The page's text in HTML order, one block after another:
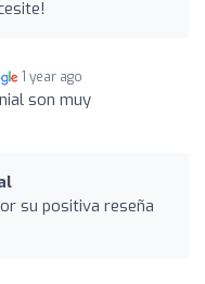
1 year ago
son muy
su positiva reseña